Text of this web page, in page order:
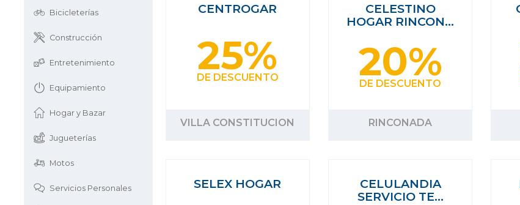
Bicicleterías
Construcción
Entretenimiento
Equipamiento
Hogar y Bazar
Jugueterías
Motos
Servicios Personales
CENTROGAR
25%
DE DESCUENTO
VILLA CONSTITUCION
CELESTINO
HOGAR RINCON…
20%
DE DESCUENTO
RINCONADA
SELEX HOGAR
CELULANDIA
SERVICIO TE…